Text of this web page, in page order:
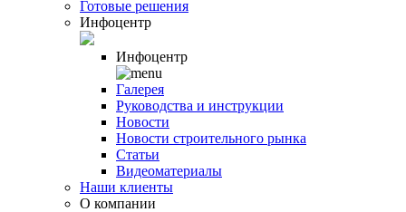
Готовые решения
Инфоцентр
Инфоцентр
Галерея
Руководства и инструкции
Новости
Новости строительного рынка
Статьи
Видеоматериалы
Наши клиенты
О компании